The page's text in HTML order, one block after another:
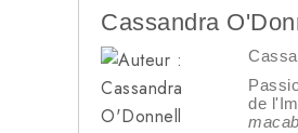
Cassandra
de